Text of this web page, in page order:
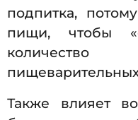
подпитка,
пищи, чтобы
Также влияет